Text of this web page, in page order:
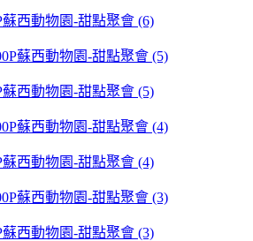
蘇西動物園-甜點聚會 (6)
蘇西動物園-甜點聚會 (5)
蘇西動物園-甜點聚會 (4)
蘇西動物園-甜點聚會 (3)